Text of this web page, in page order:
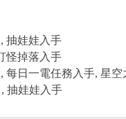
抽娃娃入手
怪掉落入手
每日一電任務入手, 星
抽娃娃入手